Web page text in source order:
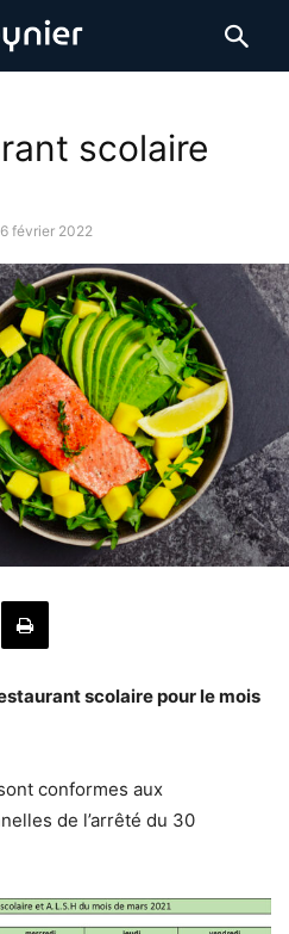
scolaire
février 2022
scolaire pour le mois
conformes aux
de l’arrêté du 30